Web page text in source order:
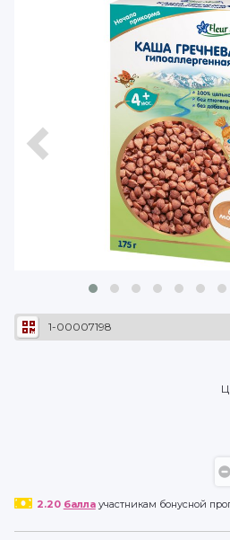
1-00007198
2.20 баллаучастникам бонусной